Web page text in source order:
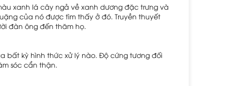
xanh lá cây ngả về xanh dương đặc trưng và
của nó được tìm thấy ở đó. Truyền thuyết
đàn ông đến thăm họ.
bất kỳ hình thức xử lý nào. Độ cứng tương đối
sóc cẩn thận.